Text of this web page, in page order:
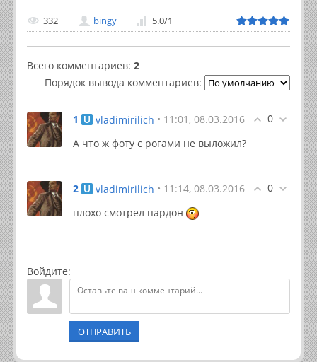
332 bingy 5.0/1
Всего комментариев: 2
Порядок вывода комментариев:
0
1 vladimirilich • 11:01, 08.03.2016
А что ж фоту с рогами не выложил?
0
2 vladimirilich • 11:14, 08.03.2016
плохо смотрел пардон
Войдите:
ОТПРАВИТЬ